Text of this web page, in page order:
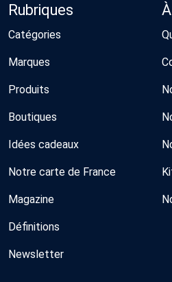
Rubriques
Catégories
Marques
Produits
Boutiques
Idées cadeaux
Notre carte de France
Magazine
Définitions
Newsletter